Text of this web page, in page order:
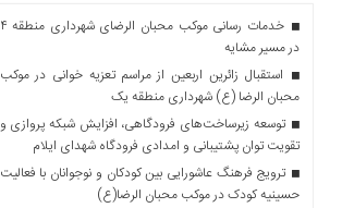
خدمات رسانی موکب محبان الرضای شهرداری منطقه ۴
در مسیر مشایه
استقبال زائرین اربعین از مراسم تعزیه خوانی در موکب
محبان الرضا (ع) شهرداری منطقه یک
توسعه زیرساخت‌های فرودگاهی، افزایش شبکه پروازی و
تقویت توان پشتیبانی و امدادی فرودگاه شهدای ایلام
ترویج فرهنگ عاشورایی بین کودکان و نوجوانان با فعالیت
حسینیه کودک در موکب محبان الرضا(ع)